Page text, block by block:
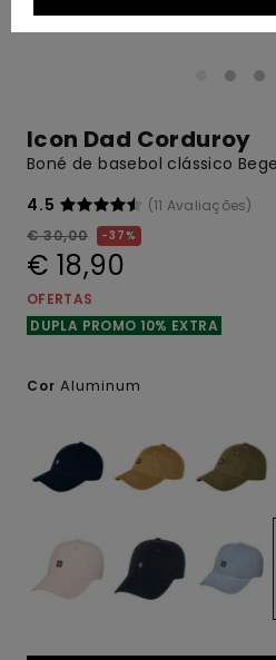
Icon Dad Corduroy
Boné de basebol clássico
4.5
(11 Avaliações)
€ 30,00
37%
€ 18,90
OFERTAS
DUPLA PROMO 10% EXTRA
Cor Aluminum